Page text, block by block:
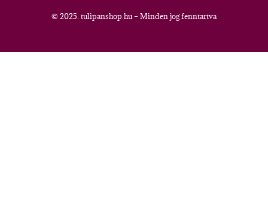
© 2025. tulipanshop.hu – Minden jog fenntartva